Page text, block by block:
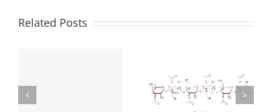
Related Posts
Poznaj 6 Mitów